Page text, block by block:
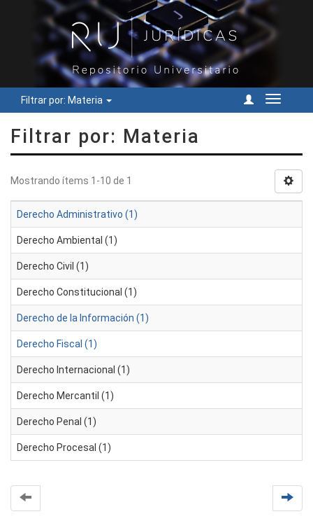
Filtrar por: Materia
Cambiar
Filtrar por: Materia
Mostrando ítems 1-10 de 1
Derecho Administrativo (1)
Derecho Ambiental (1)
Derecho Civil (1)
Derecho Constitucional (1)
Derecho de la Información (1)
Derecho Fiscal (1)
Derecho Internacional (1)
Derecho Mercantil (1)
Derecho Penal (1)
Derecho Procesal (1)